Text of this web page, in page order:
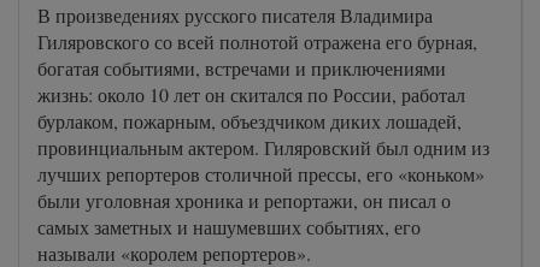
В произведениях русского писателя Владимира
Гиляровского со всей полнотой отражена его бурная,
богатая событиями, встречами и приключениями
жизнь: около 10 лет он скитался по России, работал
бурлаком, пожарным, объездчиком диких лошадей,
провинциальным актером. Гиляровский был одним из
лучших репортеров столичной прессы, его «коньком»
были уголовная хроника и репортажи, он писал о
самых заметных и нашумевших событиях, его
называли «королем репортеров».